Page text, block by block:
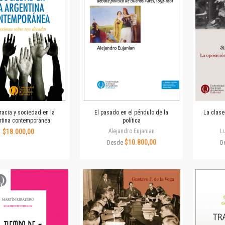
Revista de Ciencias Sociales. Segunda época
Fondo editorial
Biomedicina
Coediciones
Jornadas académicas
La ideología argentina
Libros de arte
Otros títulos
Intersecciones
Convergencia. Entre memoria y sociedad
Unidad de Publicaciones del Departamento de Ciencia y Tecnología
Colecciones
Universidad Virtual de Quilmes
y sociedad en la
contemporánea
$18.000,00
El pasado en el péndulo de la
política
Alejandro Eujanian
Desde $10.800,00
La